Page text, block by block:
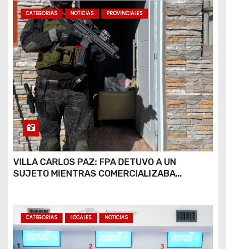
s CATEGORIAS NOTICIAS PROVINCIALES
VILLA CARLOS PAZ: FPA DETUVO A UN
SUJETO MIENTRAS COMERCIALIZABA
CATEGORIAS LOCALES NOTICIAS